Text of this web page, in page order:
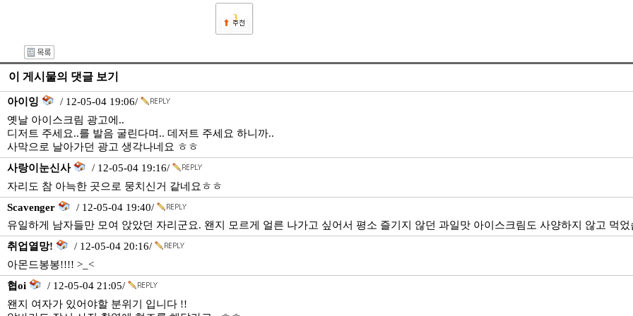
3
이 게시물의 댓글 보기
아이잉
/ 12-05-04 19:06/
옛날 아이스크림 광고에..
디저트 주세요..를 발음 굴린다며.. 데저트 주세요 하니까..
사막으로 날아가던 광고 생각나네요 ㅎㅎ
사랑이눈신사
/ 12-05-04 19:16/
자리도 참 아늑한 곳으로 뭉치신거 같네요ㅎㅎ
Scavenger
/ 12-05-04 19:40/
유일하게 남자들만 모여 앉았던 자리군요. 왠지 모르게 얼른 나가고 싶어서 평소 즐기지 않던 과일맛 아이스크림도 사양하지 않고 먹었
취업열망!
/ 12-05-04 20:16/
아몬드봉봉!!!! >_<
협oi
/ 12-05-04 21:05/
왠지 여자가 있어야할 분위기 입니다 !!